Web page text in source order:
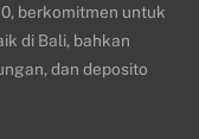
berkomitmen untuk
di Bali, bahkan
dan deposito